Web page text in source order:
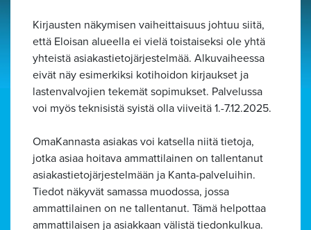
Kirjausten näkymisen vaiheittaisuus johtuu siitä,
että Eloisan alueella ei vielä toistaiseksi ole yhtä
yhteistä asiakastietojärjestelmää. Alkuvaiheessa
eivät näy esimerkiksi kotihoidon kirjaukset ja
lastenvalvojien tekemät sopimukset. Palvelussa
voi myös teknisistä syistä olla viiveitä 1.-7.12.2025.
OmaKannasta asiakas voi katsella niitä tietoja,
jotka asiaa hoitava ammattilainen on tallentanut
asiakastietojärjestelmään ja Kanta-palveluihin.
Tiedot näkyvät samassa muodossa, jossa
ammattilainen on ne tallentanut. Tämä helpottaa
ammattilaisen ja asiakkaan välistä tiedonkulkua.